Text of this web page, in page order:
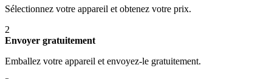
Sélectionnez votre appareil et obtenez votre prix.
2
Envoyer gratuitement
Emballez votre appareil et envoyez-le gratuitement.